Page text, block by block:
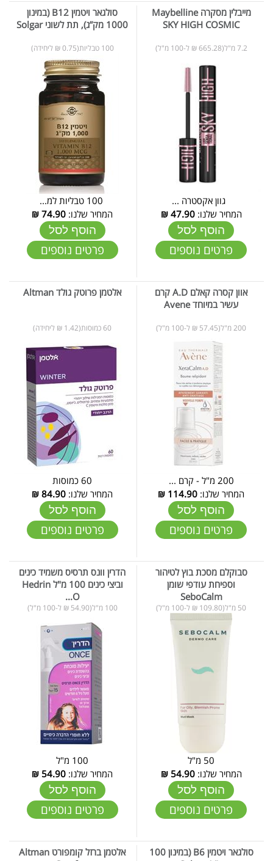
מייבלין מסקרה Maybelline
SKY HIGH COSMIC
7.2 מ"ל(665.28 ₪ ל-100 מ"ל)
גוון אקסטרה ...
המחיר שלנו:47.90
₪
הוסף לסל
פרטים נוספים
סולגאר ויטמין B12 (במינון
1000 מק”ג), תת לשוני Solgar
100 טבליות(0.75 ₪ ליחידה)
המחיר שלנו: 74.90
₪
הוסף לסל
פרטים נוספים
אוון קסרה קאלם A.D קרם
עשיר במיוחד Avene
200 מ"ל(57.45 ₪ ל-100 מ"ל)
200 מ"ל - קרם ...
המחיר שלנו: 114.90
₪
הוסף לסל
פרטים נוספים
אלטמן פרוטק גולד Altman
60 כמוסות(1.42 ₪ ליחידה)
60 כמוסות
המחיר שלנו: 84.90
₪
הוסף לסל
פרטים נוספים
סבוקלם מסכת בוץ לטיהור
וספיחת עודפי שומן
SeboCalm
50 מ"ל(109.80 ₪ ל-100 מ"ל)
50 מ"ל
המחיר שלנו:54.90
₪
הוסף לסל
פרטים נוספים
הדרין וונס תרסיס משמיד כינים
וביצי כינים 100 מ"ל Hedrin
O...
100 מ"ל(54.90 ₪ ל-100 מ"ל)
100 מ"ל
המחיר שלנו: 54.90
₪
הוסף לסל
פרטים נוספים
סולגאר ויטמין B6 (במינון 100
אלטמן ברזל קומפורט Altman